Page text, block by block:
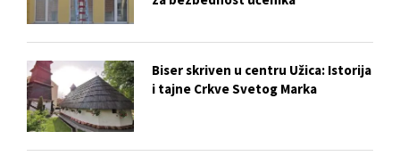
Biser skriven u centru Užica: Istorija
i tajne Crkve Svetog Marka